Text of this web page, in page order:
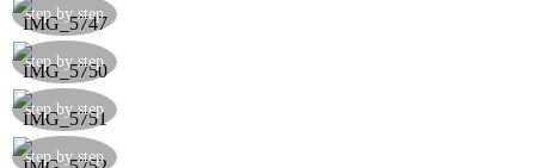
step by step
step by step
step by step
step by step